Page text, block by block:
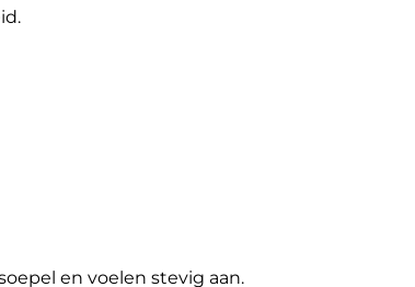
en voelen stevig aan.